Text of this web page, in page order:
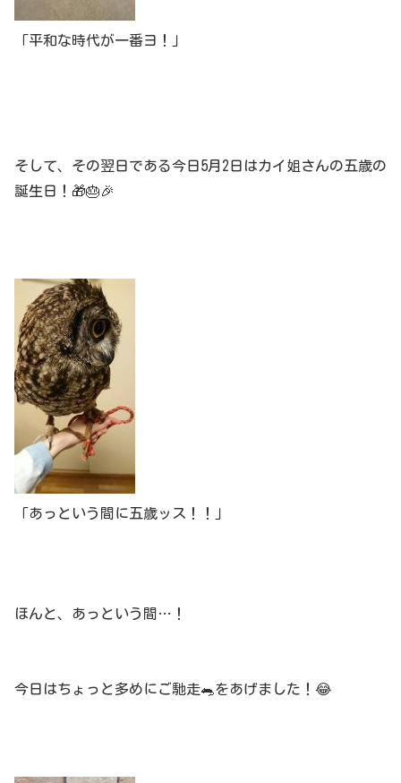
「平和な時代が一番ヨ！」
そして、その翌日である今日5月2日はカイ姐さんの五歳の
誕生日！🎁🎂🎉
「あっという間に五歳ッス！！」
ほんと、あっという間…！
今日はちょっと多めにご馳走🐀をあげました！😂